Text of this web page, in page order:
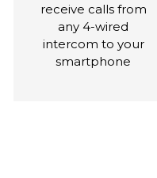
receive calls from
any 4-wired
intercom to your
smartphone